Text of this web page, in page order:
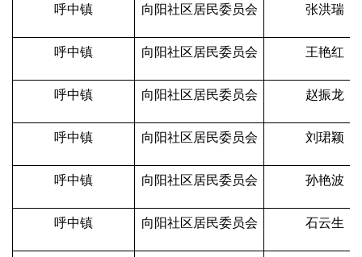
呼中镇 向阳社区居民委员会 张洪瑞
呼中镇 向阳社区居民委员会 王艳红
呼中镇 向阳社区居民委员会 赵振龙
呼中镇 向阳社区居民委员会 刘珺颖
呼中镇 向阳社区居民委员会 孙艳波
呼中镇 向阳社区居民委员会 石云生